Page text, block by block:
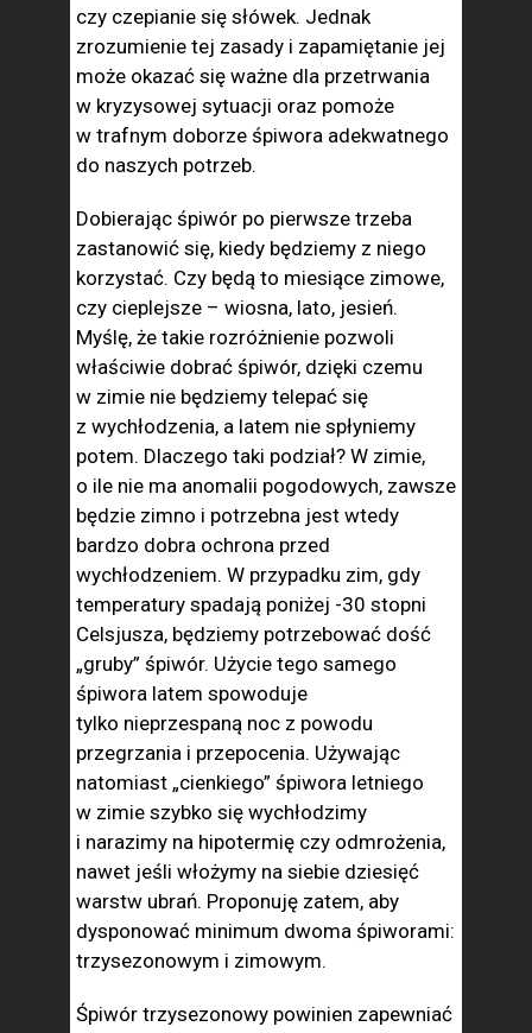
czy czepianie się słówek. Jednak
zrozumienie tej zasady i zapamiętanie jej
może okazać się ważne dla przetrwania
w kryzysowej sytuacji oraz pomoże
w trafnym doborze śpiwora adekwatnego
do naszych potrzeb.
Dobierając śpiwór po pierwsze trzeba
zastanowić się, kiedy będziemy z niego
korzystać. Czy będą to miesiące zimowe,
czy cieplejsze – wiosna, lato, jesień.
Myślę, że takie rozróżnienie pozwoli
właściwie dobrać śpiwór, dzięki czemu
w zimie nie będziemy telepać się
z wychłodzenia, a latem nie spłyniemy
potem. Dlaczego taki podział? W zimie,
o ile nie ma anomalii pogodowych, zawsze
będzie zimno i potrzebna jest wtedy
bardzo dobra ochrona przed
wychłodzeniem. W przypadku zim, gdy
temperatury spadają poniżej -30 stopni
Celsjusza, będziemy potrzebować dość
„gruby” śpiwór. Użycie tego samego
śpiwora latem spowoduje
tylko nieprzespaną noc z powodu
przegrzania i przepocenia. Używając
natomiast „cienkiego” śpiwora letniego
w zimie szybko się wychłodzimy
i narazimy na hipotermię czy odmrożenia,
nawet jeśli włożymy na siebie dziesięć
warstw ubrań. Proponuję zatem, aby
dysponować minimum dwoma śpiworami:
trzysezonowym i zimowym.
Śpiwór trzysezonowy powinien zapewniać